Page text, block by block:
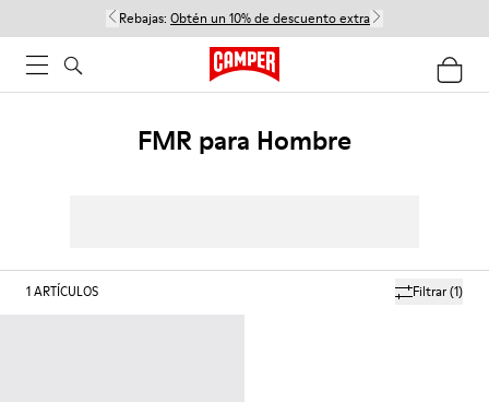
Rebajas: Obtén un 10% de descuento extra
FMR para Hombre
Filtrar(1)
1ARTÍCULOS